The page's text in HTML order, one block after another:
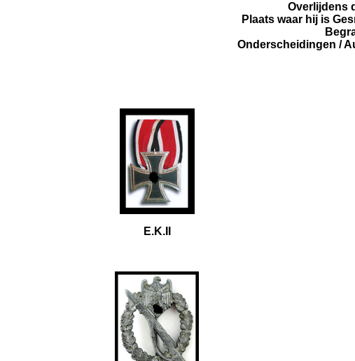
Overlijdens
Plaats waar hij is
Onderscheidingen /
E.K.II